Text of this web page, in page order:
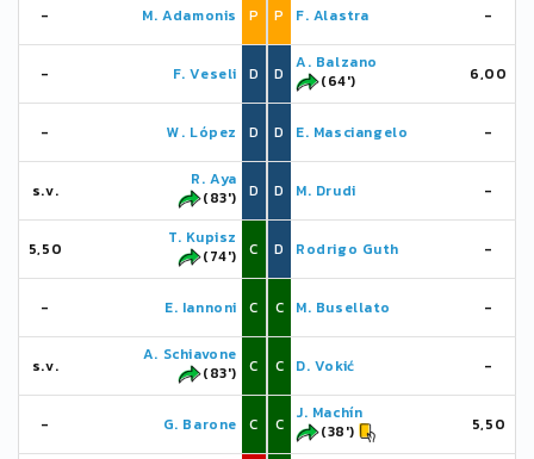
- M. Adamonis P
- F. Veseli D
- W. López D
s.v.
R. Aya
(83')
D
5,50
T. Kupisz
(74')
C
- E. Iannoni C
s.v.
A. Schiavone
(83')
C
- G. Barone C
P F. Alastra -
D
A. Balzano
(64')
6,00
D E. Masciangelo -
D M. Drudi -
D Rodrigo Guth -
C M. Busellato -
C D. Vokić -
C
J. Machín
(38')
5,50